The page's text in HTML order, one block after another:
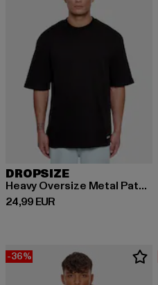
DROPSIZE
Heavy Oversize Metal Patch Basic
24,99 EUR
Prix courant: 24,99 EUR
-36%